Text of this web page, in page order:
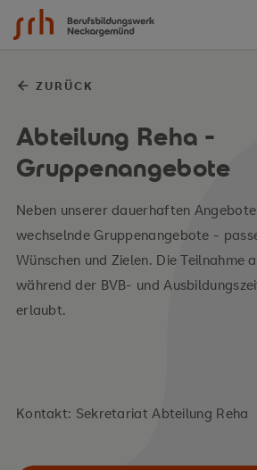
Zum Inhalt springen
ZURÜCK
Abteilung Reha -
Gruppenangebote
Neben unserer dauerhaften
wechselnde Gruppenangebote -
Wünschen und Zielen. Die Teilnahme
während der BVB- und
erlaubt.
Kontakt: Sekretariat Abteilung Reha